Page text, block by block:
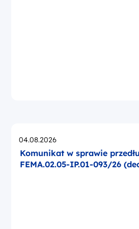
Opublikowano
04.08.2026
Komunikat w sprawie
FEMA.02.05-IP.01-093/26